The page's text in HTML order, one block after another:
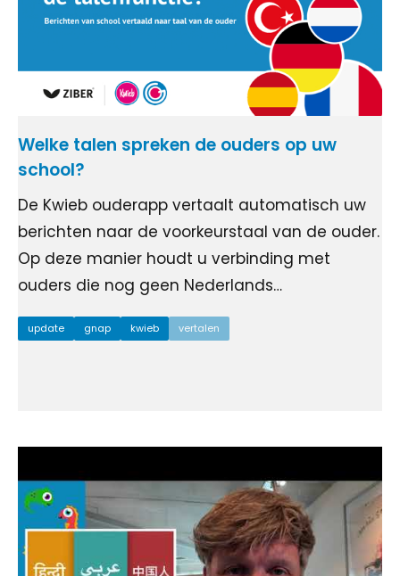
Welke talen spreken de ouders op uw
school?
De Kwieb ouderapp vertaalt automatisch uw
berichten naar de voorkeurstaal van de ouder.
Op deze manier houdt u verbinding met
ouders die nog geen Nederlands…
update gnap kwieb vertalen